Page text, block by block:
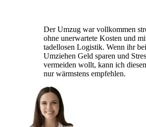
Der Umzug war vollkommen
ohne unerwartete Kosten und
tadellosen Logistik. Wenn ihr
Umziehen Geld sparen und
vermeiden wollt, kann ich
nur wärmstens empfehlen.